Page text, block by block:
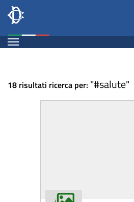
Salta
contenuto
principale
Multimedia
-
Archivio
Espandi
Contenuto
18 risultati ricerca per: "#salute"